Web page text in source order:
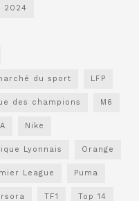
2024
du sport LFP
des champions M6
Nike
Lyonnais Orange
League Puma
TF1 Top 14